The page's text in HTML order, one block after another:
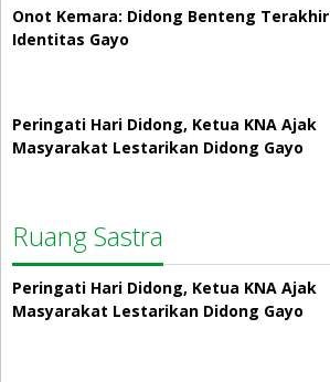
Onot Kemara: Didong Benteng Terakhir
Identitas Gayo
Peringati Hari Didong, Ketua KNA Ajak
Masyarakat Lestarikan Didong Gayo
Ruang Sastra
Peringati Hari Didong, Ketua KNA Ajak
Masyarakat Lestarikan Didong Gayo